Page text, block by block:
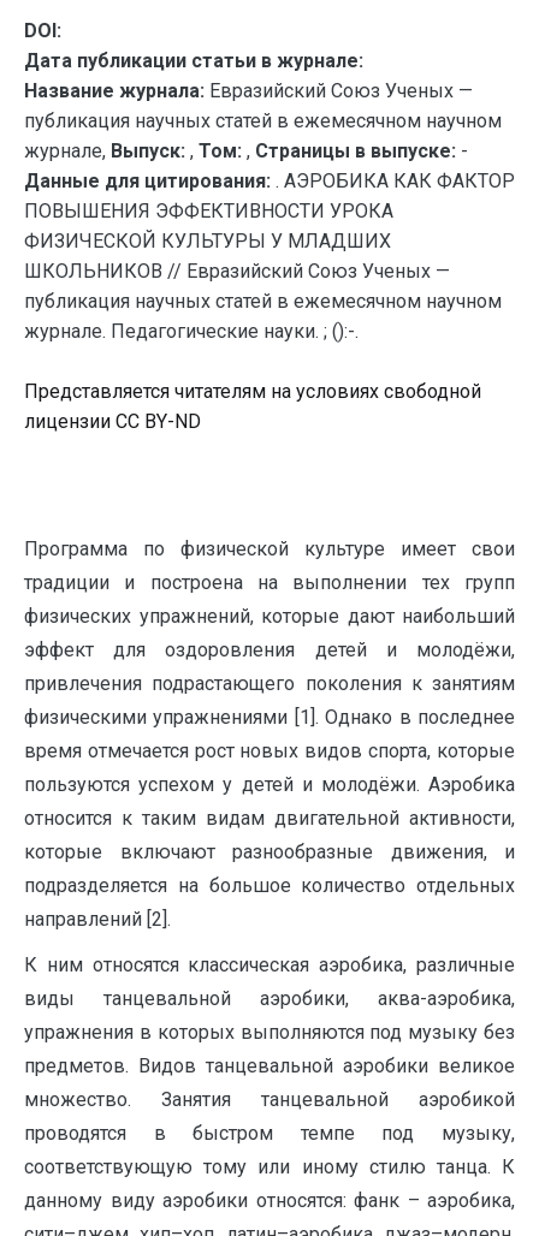
DOI:
Дата публикации статьи в журнале:
Название журнала: Евразийский Союз Ученых —
публикация научных статей в ежемесячном научном
журнале, Выпуск: , Том: , Страницы в выпуске: -
Данные для цитирования: . АЭРОБИКА КАК ФАКТОР
ПОВЫШЕНИЯ ЭФФЕКТИВНОСТИ УРОКА
ФИЗИЧЕСКОЙ КУЛЬТУРЫ У МЛАДШИХ
ШКОЛЬНИКОВ // Евразийский Союз Ученых —
публикация научных статей в ежемесячном научном
журнале. Педагогические науки. ; ():-.
Представляется читателям на условиях свободной
лицензии CC BY-ND
Программа по физической культуре имеет свои
традиции и построена на выполнении тех групп
физических упражнений, которые дают наибольший
эффект для оздоровления детей и молодёжи,
привлечения подрастающего поколения к занятиям
физическими упражнениями [1]. Однако в последнее
время отмечается рост новых видов спорта, которые
пользуются успехом у детей и молодёжи. Аэробика
относится к таким видам двигательной активности,
которые включают разнообразные движения, и
подразделяется на большое количество отдельных
направлений [2].
К ним относятся классическая аэробика, различные
виды танцевальной аэробики, аква-аэробика,
упражнения в которых выполняются под музыку без
предметов. Видов танцевальной аэробики великое
множество. Занятия танцевальной аэробикой
проводятся в быстром темпе под музыку,
соответствующую тому или иному стилю танца. К
данному виду аэробики относятся: фанк – аэробика,